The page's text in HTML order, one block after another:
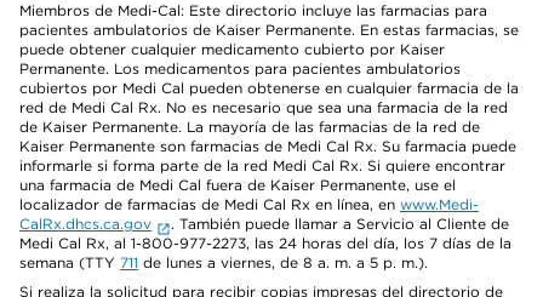
Miembros de Medi-Cal: Este directorio incluye las farmacias para
pacientes ambulatorios de Kaiser Permanente. En estas farmacias, se
puede obtener cualquier medicamento cubierto por Kaiser
Permanente. Los medicamentos para pacientes ambulatorios
cubiertos por Medi Cal pueden obtenerse en cualquier farmacia de la
red de Medi Cal Rx. No es necesario que sea una farmacia de la red
de Kaiser Permanente. La mayoría de las farmacias de la red de
Kaiser Permanente son farmacias de Medi Cal Rx. Su farmacia puede
informarle si forma parte de la red Medi Cal Rx. Si quiere encontrar
una farmacia de Medi Cal fuera de Kaiser Permanente, use el
localizador de farmacias de Medi Cal Rx en línea, en www.Medi-
CalRx.dhcs.ca.gov
. También puede llamar a Servicio al Cliente de
Medi Cal Rx, al 1-800-977-2273, las 24 horas del día, los 7 días de la
semana (TTY 711 de lunes a viernes, de 8 a. m. a 5 p. m.).
Si realiza la solicitud para recibir copias impresas del directorio de